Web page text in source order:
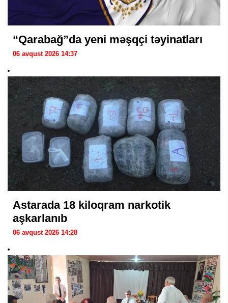
“Qarabağ”da yeni məşqçi təyinatları
06 avqust 2026 14:37
Astarada 18 kiloqram narkotik
aşkarlanıb
06 avqust 2026 14:28